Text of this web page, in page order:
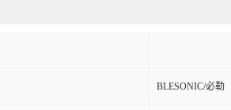
BLESONIC/必勒